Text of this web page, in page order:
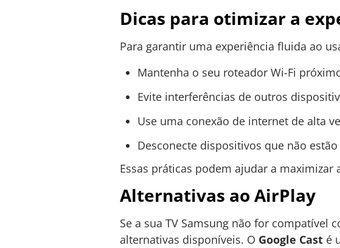
Dicas para otimizar a
Para garantir uma experiência fluida ao
Mantenha o seu roteador Wi-Fi
Evite interferências de outros
Use uma conexão de internet de alta
Desconecte dispositivos que não
Essas práticas podem ajudar a
Alternativas ao AirPlay
Se a sua TV Samsung não for compatível
alternativas disponíveis. O Google Cast é